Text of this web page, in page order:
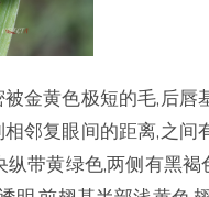
金黄色极短的毛,后唇
邻复眼间的距离,之
带黄绿色,两侧有黑